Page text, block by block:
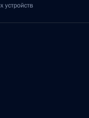
устройств